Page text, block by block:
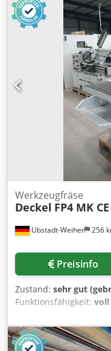
Werkzeugaufnahme:
Tischart: Festtsich oder
Aufspannfläche: 650 x
Abmessungen (mit
1950 mm Lackierung:
3-Achsen
Wanne, weiteres
Ubstadt-Weiher 256
Werkzeugfräse
Deckel FP4 MK
Preisinfo
Zustand: sehr gut
Funktionsfähigkeit: voll
FP4MK mit 3 – Achs
Lichtgrau sehr guter